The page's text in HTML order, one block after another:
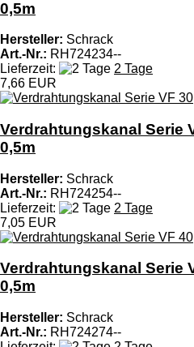
0,5m
Hersteller: Schrack
Art.-Nr.: RH724234--
Lieferzeit:
2 Tage
7,66 EUR
Verdrahtungskanal Serie
0,5m
Hersteller: Schrack
Art.-Nr.: RH724254--
Lieferzeit:
2 Tage
7,05 EUR
Verdrahtungskanal Serie
0,5m
Hersteller: Schrack
Art.-Nr.: RH724274--